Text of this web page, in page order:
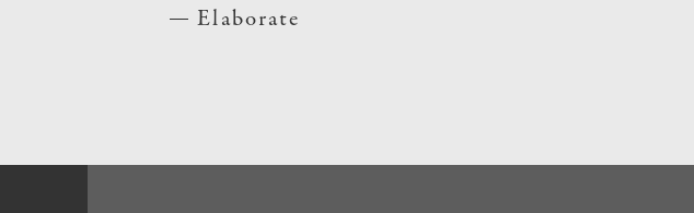
Elaborate